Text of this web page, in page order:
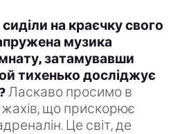
на краєчку свого
музика
затамувавши
тихенько досліджує
Ласкаво просимо в
жахів, що прискорює
Це світ, де